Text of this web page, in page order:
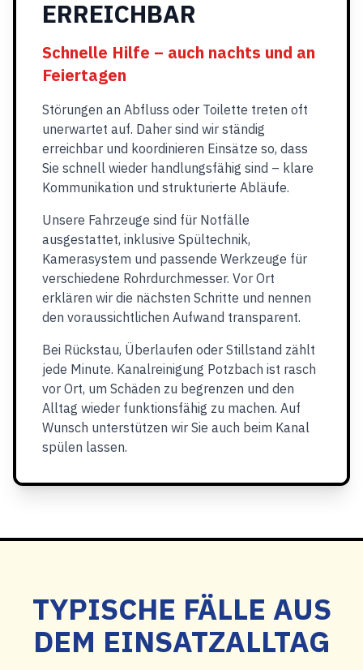
ERREICHBAR
Schnelle Hilfe – auch nachts und an
Feiertagen
Störungen an Abfluss oder Toilette treten oft
unerwartet auf. Daher sind wir ständig
erreichbar und koordinieren Einsätze so, dass
Sie schnell wieder handlungsfähig sind – klare
Kommunikation und strukturierte Abläufe.
Unsere Fahrzeuge sind für Notfälle
ausgestattet, inklusive Spültechnik,
Kamerasystem und passende Werkzeuge für
verschiedene Rohrdurchmesser. Vor Ort
erklären wir die nächsten Schritte und nennen
den voraussichtlichen Aufwand transparent.
Bei Rückstau, Überlaufen oder Stillstand zählt
jede Minute. Kanalreinigung Potzbach ist rasch
vor Ort, um Schäden zu begrenzen und den
Alltag wieder funktionsfähig zu machen. Auf
Wunsch unterstützen wir Sie auch beim Kanal
spülen lassen.
TYPISCHE FÄLLE AUS
DEM EINSATZALLTAG